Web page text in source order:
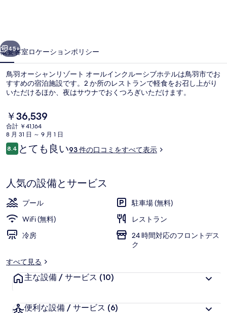
リ
ゾ
ー
ト
オ
ー
ル
ン
ル
ー
シ
ブ
次へ
45+
概要客室ロケーションポリシー
鳥羽オーシャンリゾート オールインクルーシブホテルは鳥羽市でお
すすめの宿泊施設です。2 か所のレストランで軽食をお召し上がり
いただけるほか、夜はサウナでおくつろぎいただけます。
現
在
の
料
金
で
す
￥36,539
合計 ￥41,164
8 月 31 日 ～ 9 月 1 日
口
コ
8.410段階中8.4
とても良い93 件の口コミをすべて表示
人気の設備とサービス
プール
駐車場 (無料)
WiFi (無料)
レストラン
冷房
24 時間対応のフロントデス
ク
すべて見る
主な設備 / サービス (10)
便利な設備 / サービス (6)